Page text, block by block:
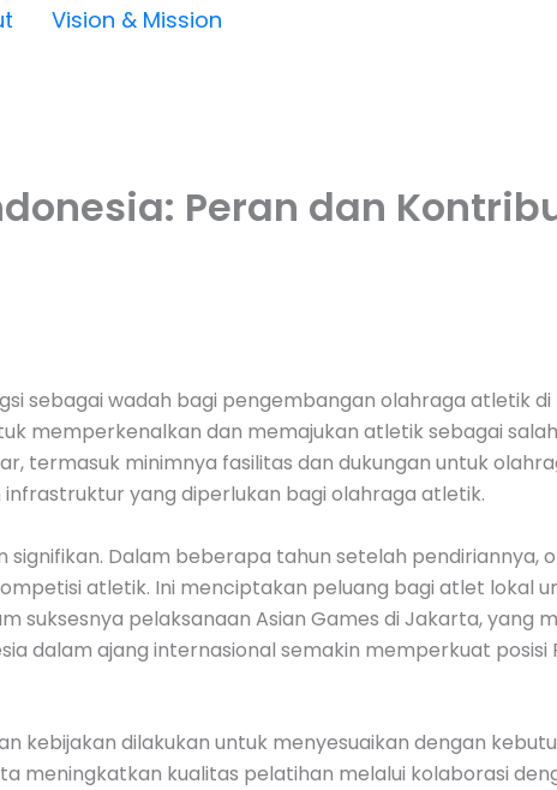
Vision & Mission
Peran dan
sebagai wadah bagi pengembangan olahraga atletik
memperkenalkan dan memajukan atletik sebagai
termasuk minimnya fasilitas dan dukungan untuk
yang diperlukan bagi olahraga atletik.
Dalam beberapa tahun setelah pendiriannya,
atletik. Ini menciptakan peluang bagi atlet lokal
suksesnya pelaksanaan Asian Games di Jakarta, yang
dalam ajang internasional semakin memperkuat posisi
kebijakan dilakukan untuk menyesuaikan dengan
kualitas pelatihan melalui kolaborasi